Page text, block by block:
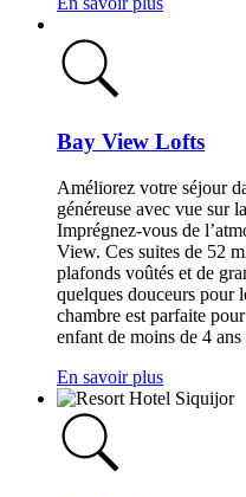
Bay View Lofts
Améliorez votre séjour
généreuse avec vue sur
Imprégnez-vous de
View. Ces suites de 52
plafonds voûtés et de
quelques douceurs pour
chambre est parfaite
enfant de moins de 4
En savoir plus